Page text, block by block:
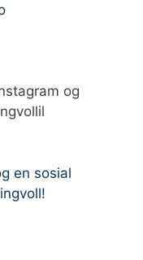
og
en sosial